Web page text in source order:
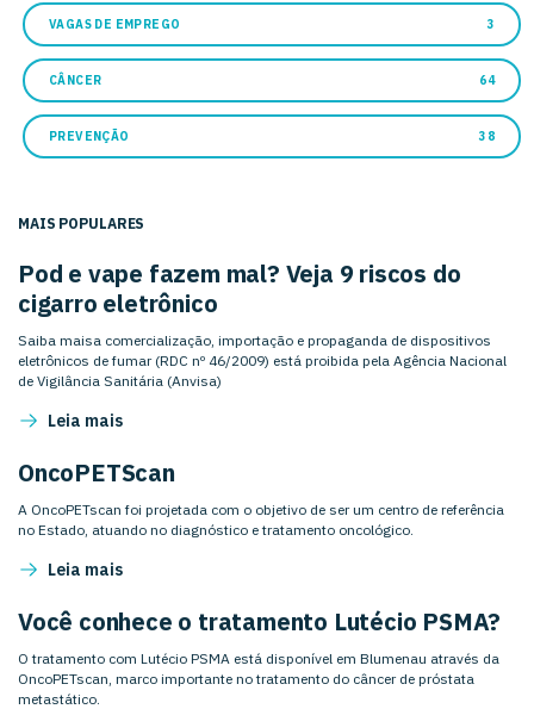
VAGAS DE EMPREGO 3
CÂNCER 64
PREVENÇÃO 38
MAIS POPULARES
Pod e vape fazem mal? Veja 9 riscos do
cigarro eletrônico
Saiba maisa comercialização, importação e propaganda de dispositivos
eletrônicos de fumar (RDC nº 46/2009) está proibida pela Agência Nacional
de Vigilância Sanitária (Anvisa)
Leia mais
OncoPETScan
A OncoPETscan foi projetada com o objetivo de ser um centro de referência
no Estado, atuando no diagnóstico e tratamento oncológico.
Leia mais
Você conhece o tratamento Lutécio PSMA?
O tratamento com Lutécio PSMA está disponível em Blumenau através da
OncoPETscan, marco importante no tratamento do câncer de próstata
metastático.